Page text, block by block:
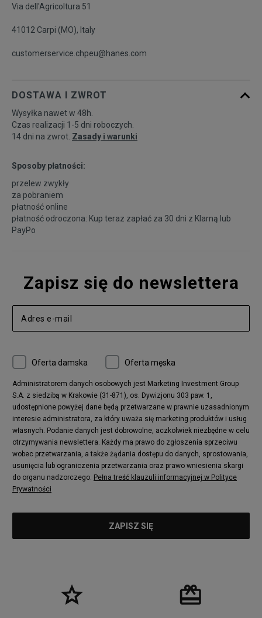
Via dell'Agricoltura 51
41012 Carpi (MO), Italy
customerservice.chpeu@hanes.com
DOSTAWA I ZWROT
Wysyłka nawet w 48h.
Czas realizacji 1-5 dni roboczych.
14 dni na zwrot. Zasady i warunki
Sposoby płatności:
przelew zwykły
za pobraniem
płatność online
płatność odroczona: Kup teraz zapłać za 30 dni z Klarną lub
PayPo
Zapisz się do newslettera
Oferta damska Oferta męska
Administratorem danych osobowych jest Marketing Investment Group
S.A. z siedzibą w Krakowie (31-871), os. Dywizjonu 303 paw. 1,
udostępnione powyżej dane będą przetwarzane w prawnie uzasadnionym
interesie administratora, za który uważa się marketing produktów i usług
własnych. Podanie danych jest dobrowolne, aczkolwiek niezbędne w celu
otrzymywania newslettera. Każdy ma prawo do zgłoszenia sprzeciwu
wobec przetwarzania, a także żądania dostępu do danych, sprostowania,
usunięcia lub ograniczenia przetwarzania oraz prawo wniesienia skargi
do organu nadzorczego. Pełna treść klauzuli informacyjnej w Polityce
Prywatności